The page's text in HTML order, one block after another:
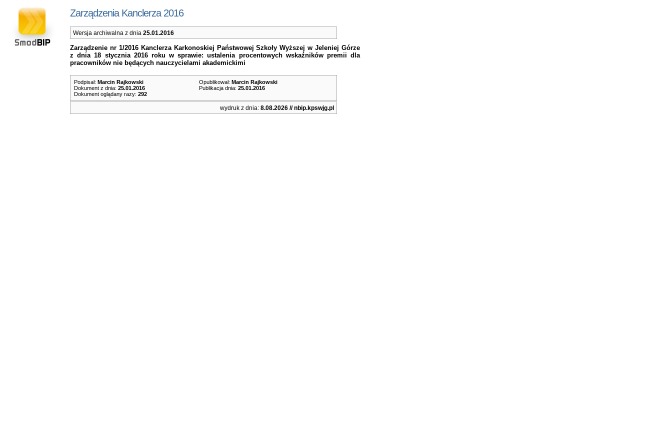
Zarządzenia Kanclerza 2016
Wersja archiwalna z dnia 25.01.2016
Zarządzenie nr 1/2016Kanclerza Karkonoskiej Państwowej Szkoły Wyższej w Jeleniej Górze
z dnia 18 stycznia 2016 roku w sprawie: ustalenia procentowych wskaźników premii dla
pracowników nie będących nauczycielami akademickimi
Podpisał: Marcin Rajkowski
Dokument z dnia: 25.01.2016
Dokument oglądany razy: 292
Opublikował: Marcin Rajkowski
Publikacja dnia: 25.01.2016
wydruk z dnia: 8.08.2026 // nbip.kpswjg.pl